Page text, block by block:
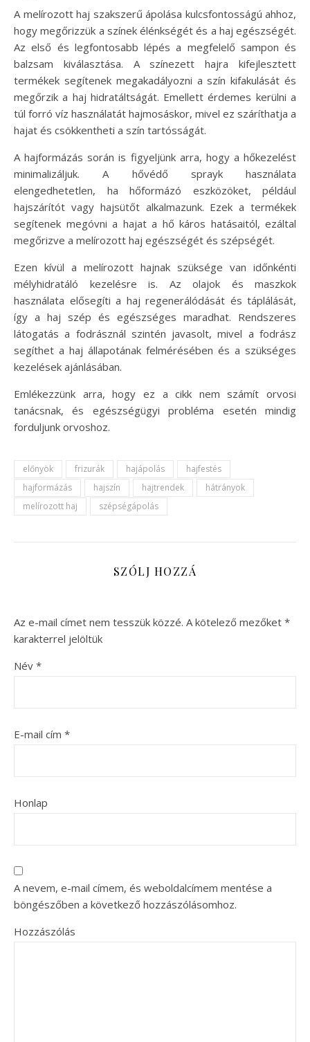
A melírozott haj szakszerű ápolása kulcsfontosságú ahhoz,
hogy megőrizzük a színek élénkségét és a haj egészségét.
Az első és legfontosabb lépés a megfelelő sampon és
balzsam kiválasztása. A színezett hajra kifejlesztett
termékek segítenek megakadályozni a szín kifakulását és
megőrzik a haj hidratáltságát. Emellett érdemes kerülni a
túl forró víz használatát hajmosáskor, mivel ez száríthatja a
hajat és csökkentheti a szín tartósságát.
A hajformázás során is figyeljünk arra, hogy a hőkezelést
minimalizáljuk. A hővédő sprayk használata
elengedhetetlen, ha hőformázó eszközöket, például
hajszárítót vagy hajsütőt alkalmazunk. Ezek a termékek
segítenek megóvni a hajat a hő káros hatásaitól, ezáltal
megőrizve a melírozott haj egészségét és szépségét.
Ezen kívül a melírozott hajnak szüksége van időnkénti
mélyhidratáló kezelésre is. Az olajok és maszkok
használata elősegíti a haj regenerálódását és táplálását,
így a haj szép és egészséges maradhat. Rendszeres
látogatás a fodrásznál szintén javasolt, mivel a fodrász
segíthet a haj állapotának felmérésében és a szükséges
kezelések ajánlásában.
Emlékezzünk arra, hogy ez a cikk nem számít orvosi
tanácsnak, és egészségügyi probléma esetén mindig
forduljunk orvoshoz.
előnyök frizurák hajápolás
hajfestés
hajformázás
hajszín hajtrendek
hátrányok
melírozott haj
szépségápolás
SZÓLJ HOZZÁ
Az e-mail címet nem tesszük közzé. A kötelező mezőket *
karakterrel jelöltük
Név *
E-mail cím *
Honlap
A nevem, e-mail címem, és weboldalcímem mentése a
böngészőben a következő hozzászólásomhoz.
Hozzászólás